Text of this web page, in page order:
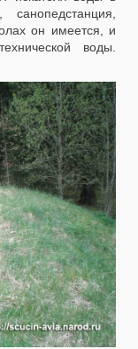
он имеется, и
воды.